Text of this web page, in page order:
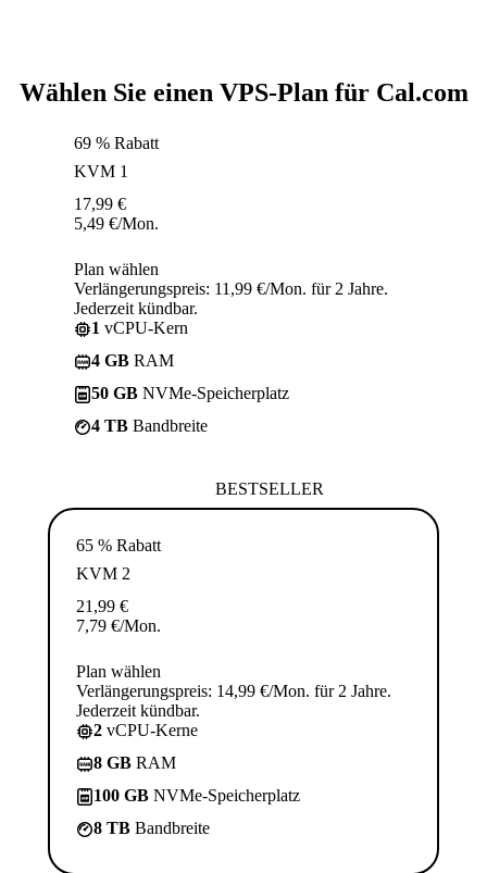
Wählen Sie einen VPS-Plan für Cal.com
69 % Rabatt
KVM 1
17,99 €
5,49 €/Mon.
Plan wählen
Verlängerungspreis: 11,99 €/Mon. für 2 Jahre.
Jederzeit kündbar.
1 vCPU-Kern
4 GB RAM
50 GB NVMe-Speicherplatz
4 TB Bandbreite
BESTSELLER
65 % Rabatt
KVM 2
21,99 €
7,79 €/Mon.
Plan wählen
Verlängerungspreis: 14,99 €/Mon. für 2 Jahre.
Jederzeit kündbar.
2 vCPU-Kerne
8 GB RAM
100 GB NVMe-Speicherplatz
8 TB Bandbreite